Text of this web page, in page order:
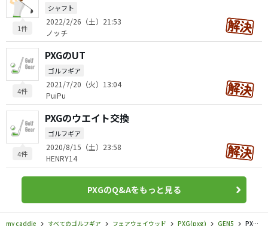
1件
シャフト
2022/2/26（土）21:53
ノッチ
4件
PXGのUT
ゴルフギア
2021/7/20（火）13:04
PuiPu
4件
PXGのウエイト交換
ゴルフギア
2020/8/15（土）23:58
HENRY14
PXGのQ&Aをもっと見る
my caddie すべてのゴルフギア フェアウェイウッド PXG(pxg) GEN5
PXG／GEN5／0311 GEN5 フェアウェイウッドの口コミ評価